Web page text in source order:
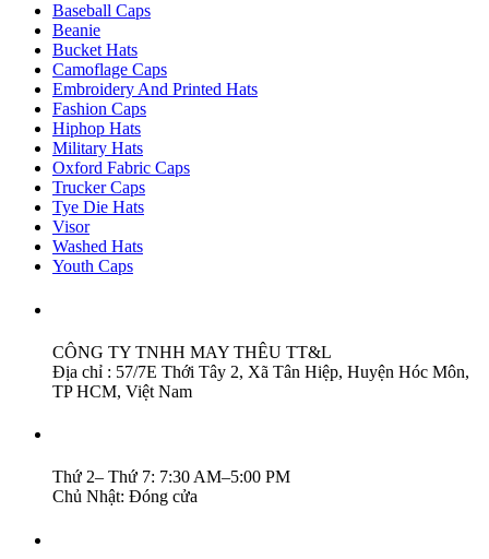
Baseball Caps
Beanie
Bucket Hats
Camoflage Caps
Embroidery And Printed Hats
Fashion Caps
Hiphop Hats
Military Hats
Oxford Fabric Caps
Trucker Caps
Tye Die Hats
Visor
Washed Hats
Youth Caps
CÔNG TY TNHH MAY THÊU TT&L
Địa chỉ : 57/7E Thới Tây 2, Xã Tân Hiệp, Huyện Hóc Môn,
TP HCM, Việt Nam
Thứ 2– Thứ 7: 7:30 AM–5:00 PM
Chủ Nhật: Đóng cửa